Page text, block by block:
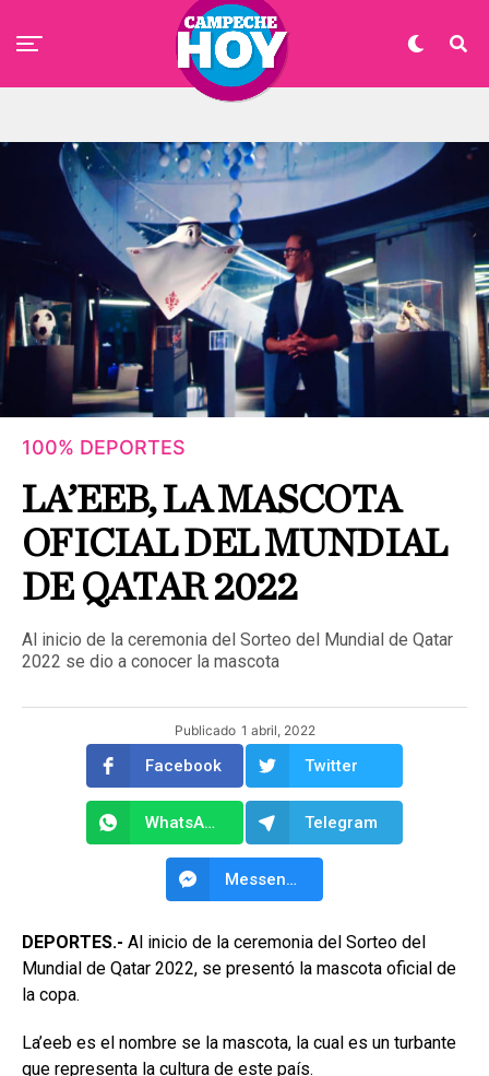
100% DEPORTES
LA’EEB, LA MASCOTA
OFICIAL DEL MUNDIAL
DE QATAR 2022
Al inicio de la ceremonia del Sorteo del Mundial de Qatar
2022 se dio a conocer la mascota
Publicado 1 abril, 2022
Facebook Twitter
WhatsApp Telegram
Messenger
DEPORTES.- Al inicio de la ceremonia del Sorteo del
Mundial de Qatar 2022, se presentó la mascota oficial de
la copa.
La’eeb es el nombre se la mascota, la cual es un turbante
que representa la cultura de este país.